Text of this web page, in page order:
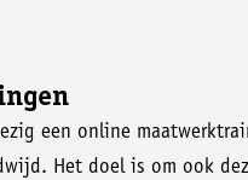
een online
Het doel is om ook